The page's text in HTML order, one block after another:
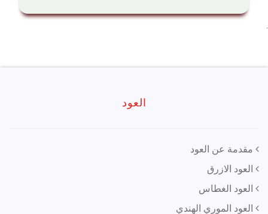
`
العود
مقدمة عن العود
العود الازرق
العود الغطاس
العود الموري الهندي